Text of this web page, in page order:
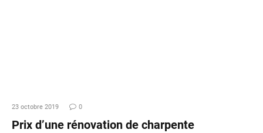
23 octobre 2019 0
Prix d’une rénovation de charpente